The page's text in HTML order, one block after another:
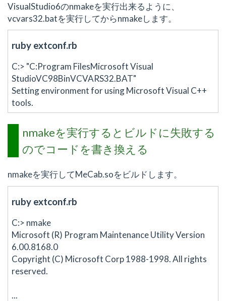
VisualStudio6のnmakeを実行出来るように、
vcvars32.batを実行してからnmakeします。
ruby extconf.rb
C:> "C:Program FilesMicrosoft Visual
StudioVC98BinVCVARS32.BAT"
Setting environment for using Microsoft Visual C++
tools.
nmakeを実行するとビルドに失敗する
のでコードを書き換える
nmakeを実行してMeCab.soをビルドします。
ruby extconf.rb
C:> nmake
Microsoft (R) Program Maintenance Utility Version
6.00.8168.0
Copyright (C) Microsoft Corp 1988-1998. All rights
reserved.
...